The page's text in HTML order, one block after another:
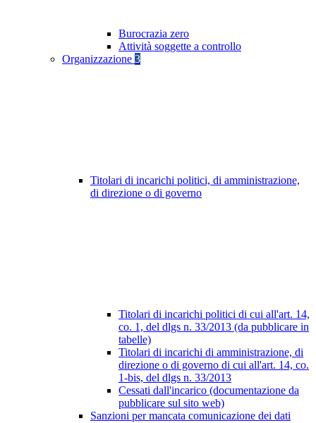
Burocrazia zero
Attività soggette a controllo
Organizzazione 3
Titolari di incarichi politici, di amministrazione,
di direzione o di governo
Titolari di incarichi politici di cui all'art. 14,
co. 1, del dlgs n. 33/2013 (da pubblicare in
tabelle)
Titolari di incarichi di amministrazione, di
direzione o di governo di cui all'art. 14, co.
1-bis, del dlgs n. 33/2013
Cessati dall'incarico (documentazione da
pubblicare sul sito web)
Sanzioni per mancata comunicazione dei dati